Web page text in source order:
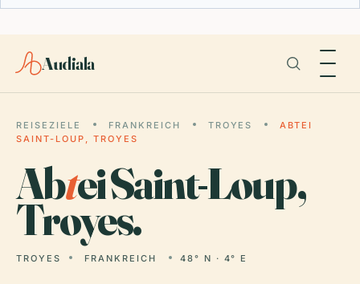
Audiala
REISEZIELE FRANKREICH TROYES
ABTEI
SAINT-LOUP, TROYES
Abtei Saint-Loup,
Troyes.
TROYES FRANKREICH 48° N · 4° E